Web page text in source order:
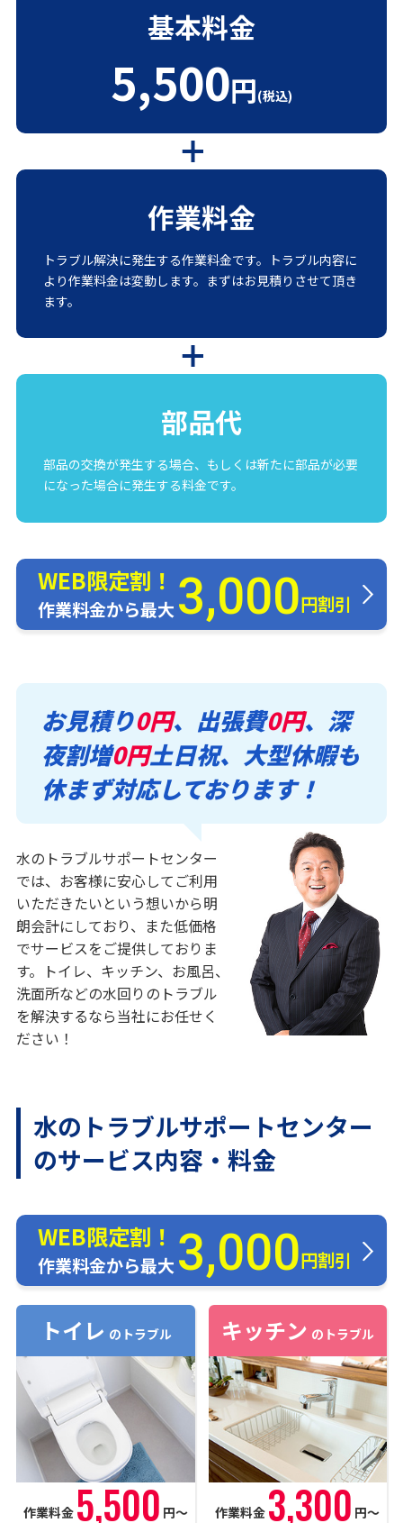
基本料金
5,500円(税込)
作業料金
トラブル解決に発生する作業料金です。トラブル内容に
より作業料金は変動します。まずはお見積りさせて頂き
ます。
部品代
部品の交換が発生する場合、もしくは新たに部品が必要
になった場合に発生する料金です。
WEB限定割！
作業料金から最大3,000円割引
お見積り0円、出張費0円、深
夜割増0円土日祝、大型休暇も
休まず対応しております！
水のトラブルサポートセンター
では、お客様に安心してご利用
いただきたいという想いから明
朗会計にしており、また低価格
でサービスをご提供しておりま
す。トイレ、キッチン、お風呂、
洗面所などの水回りのトラブル
を解決するなら当社にお任せく
ださい！
水のトラブルサポートセンター
のサービス内容・料金
WEB限定割！
作業料金から最大3,000円割引
トイレ のトラブル
作業料金 5,500 円〜
キッチン のトラブル
作業料金 3,300 円〜